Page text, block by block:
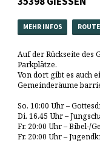
MEHR INFOS ROUTE
Auf der Rückseite des
Parkplätze.
Von dort gibt es auch
Gemeinderäume
So. 10:00 Uhr –
Di. 16.45 Uhr –
Fr. 20:00 Uhr – Bibel-/
Fr. 20:00 Uhr –